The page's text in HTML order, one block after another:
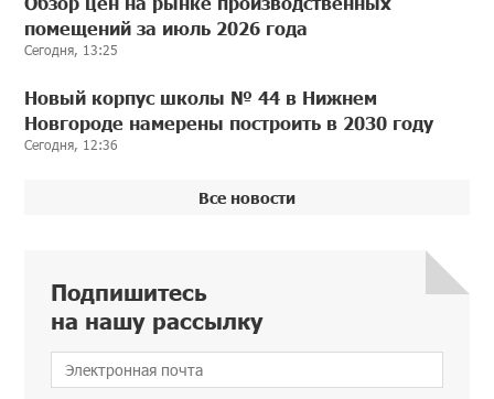
помещений за июль 2026 года
Сегодня, 13:25
Новый корпус школы № 44 в Нижнем
Новгороде намерены построить в 2030 году
Сегодня, 12:36
Все новости
Подпишитесь
на нашу рассылку